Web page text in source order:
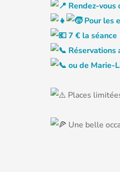
Rendez-vous
Pour les
7 € la séance
Réservations
ou de Marie-
Places
Une belle